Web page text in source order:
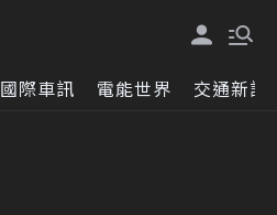
國際車訊 電能世界 交通新訊